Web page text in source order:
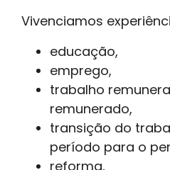
Vivenciamos
educação,
emprego,
trabalho
remunerado,
transição do
período para o
reforma,